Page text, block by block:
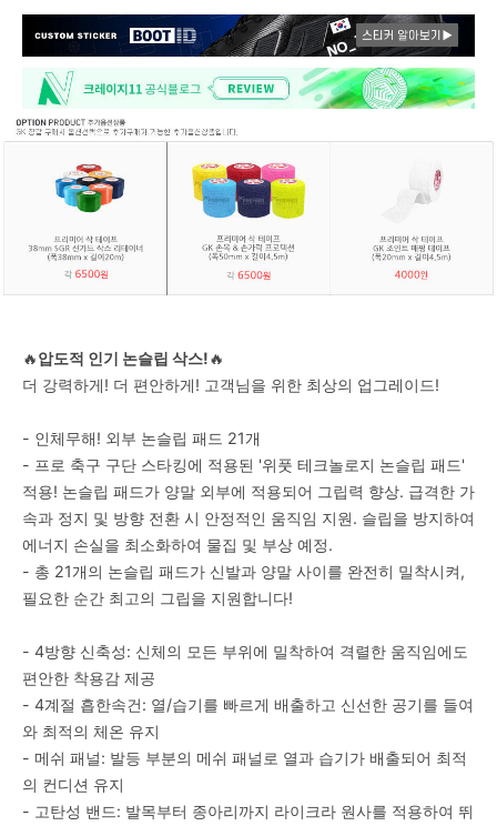
🔥압도적 인기 논슬립 삭스!🔥
더 강력하게! 더 편안하게! 고객님을 위한 최상의 업그레이드!
- 인체무해! 외부 논슬립 패드 21개
- 프로 축구 구단 스타킹에 적용된 '위풋 테크놀로지 논슬립 패드'
적용! 논슬립 패드가 양말 외부에 적용되어 그립력 향상. 급격한 가
속과 정지 및 방향 전환 시 안정적인 움직임 지원. 슬립을 방지하여
에너지 손실을 최소화하여 물집 및 부상 예정.
- 총 21개의 논슬립 패드가 신발과 양말 사이를 완전히 밀착시켜,
필요한 순간 최고의 그립을 지원합니다!
- 4방향 신축성: 신체의 모든 부위에 밀착하여 격렬한 움직임에도
편안한 착용감 제공
- 4계절 흡한속건: 열/습기를 빠르게 배출하고 신선한 공기를 들여
와 최적의 체온 유지
- 메쉬 패널: 발등 부분의 메쉬 패널로 열과 습기가 배출되어 최적
의 컨디션 유지
- 고탄성 밴드: 발목부터 종아리까지 라이크라 원사를 적용하여 뛰